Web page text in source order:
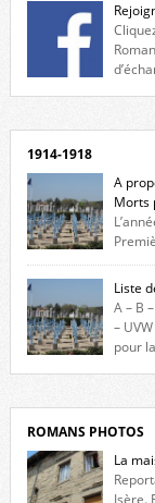
1914-1918
A
Morts
biographique veut
France durant ce
constituée des
l’Hôtel de Ville, du
Liste
A – B
–
pour
ROMANS PHOTOS
La
Isère.